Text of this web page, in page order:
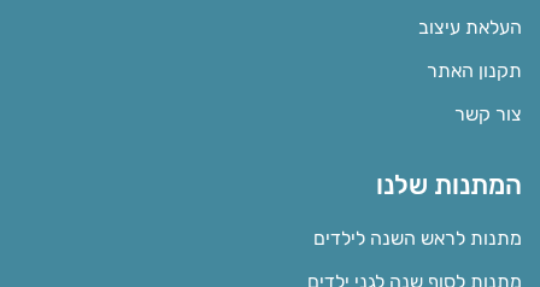
העלאת עיצוב
תקנון האתר
צור קשר
המתנות שלנו
מתנות לראש השנה לילדים
מתנות לסוף שנה לגני ילדים